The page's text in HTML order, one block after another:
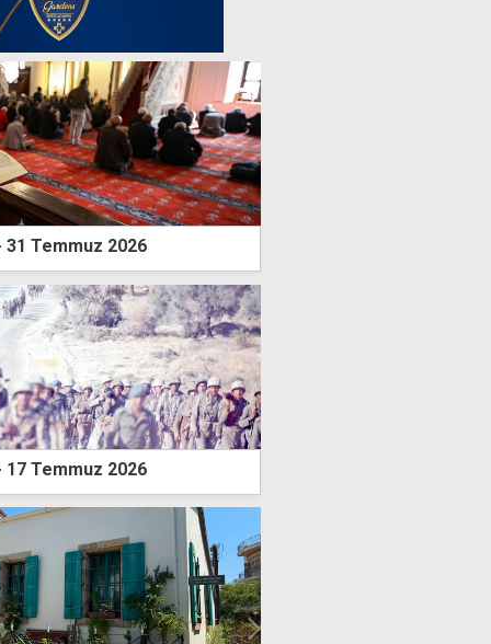
31 Temmuz 2026
17 Temmuz 2026